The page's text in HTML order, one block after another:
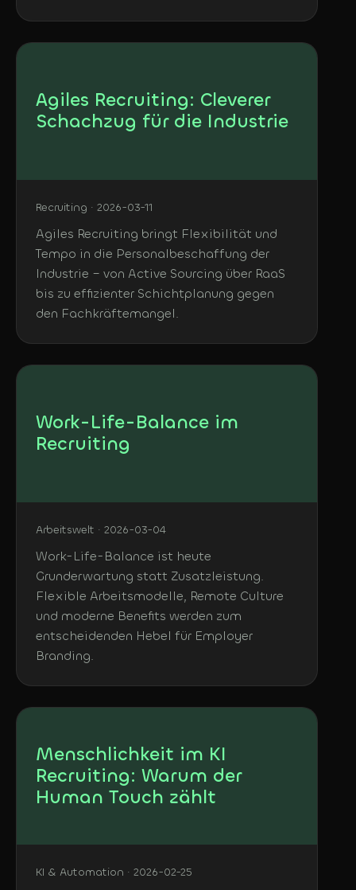
Agiles Recruiting: Cleverer
Schachzug für die Industrie
Recruiting · 2026-03-11
Agiles Recruiting bringt Flexibilität und
Tempo in die Personalbeschaffung der
Industrie – von Active Sourcing über RaaS
bis zu effizienter Schichtplanung gegen
den Fachkräftemangel.
Work-Life-Balance im
Recruiting
Arbeitswelt · 2026-03-04
Work-Life-Balance ist heute
Grunderwartung statt Zusatzleistung.
Flexible Arbeitsmodelle, Remote Culture
und moderne Benefits werden zum
entscheidenden Hebel für Employer
Branding.
Menschlichkeit im KI
Recruiting: Warum der
Human Touch zählt
KI & Automation · 2026-02-25